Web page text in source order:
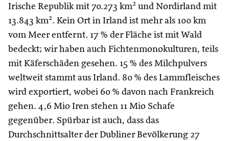
Irische Republik mit 70.273 km2 und Nordirland mit
13.843 km2. Kein Ort in Irland ist mehr als 100 km
vom Meer entfernt. 17 % der Fläche ist mit Wald
bedeckt; wir haben auch Fichtenmonokulturen, teils
mit Käferschäden gesehen. 15 % des Milchpulvers
weltweit stammt aus Irland. 80 % des Lammfleisches
wird exportiert, wobei 60 % davon nach Frankreich
gehen. 4,6 Mio Iren stehen 11 Mio Schafe
gegenüber. Spürbar ist auch, dass das
Durchschnittsalter der Dubliner Bevölkerung 27